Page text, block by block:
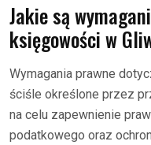
Jakie są
księgowości w
Wymagania prawne
ściśle określone przez
na celu zapewnienie
podatkowego oraz